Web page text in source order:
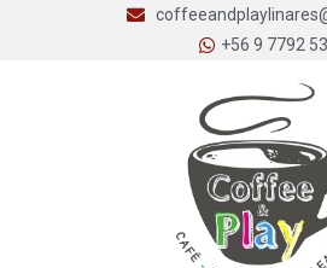
+56 9 7792